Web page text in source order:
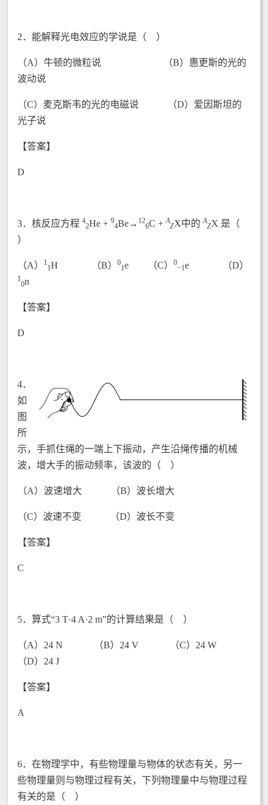
2．能解释光电效应的学说是（ ）
（A）牛顿的微粒说 （B）惠更斯的光的
波动说
（C）麦克斯韦的光的电磁说 （D）爱因斯坦的
光子说
【答案】
D
3．核反应方程 4
2He + 9
4Be→ 12
6C +A
ZX中的A
ZX 是（
）
（A） 1
1H （B） 0
1e （C） 0
−1e （D）
1
0n
【答案】
D
4．
如
图
所
示，手抓住绳的一端上下振动，产生沿绳传播的机械
波，增大手的振动频率，该波的（ ）
（A）波速增大 （B）波长增大
（C）波速不变 （D）波长不变
【答案】
C
5．算式“3 T·4 A·2 m”的计算结果是（ ）
（A）24 N （B）24 V （C）24 W
（D）24 J
【答案】
A
6．在物理学中，有些物理量与物体的状态有关，另一
些物理量则与物理过程有关，下列物理量中与物理过程
有关的是（ ）